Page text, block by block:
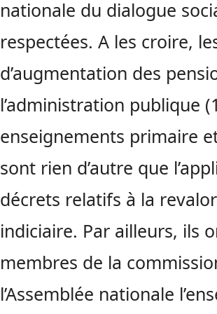
nationale du dialogue
respectées. A les croire,
d’augmentation des
l’administration publique
enseignements primaire
sont rien d’autre que
décrets relatifs à la
indiciaire. Par ailleurs, ils
membres de la
l’Assemblée nationale